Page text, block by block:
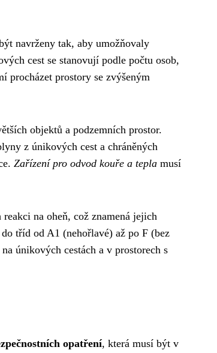
navrženy tak, aby umožňovaly
cest se stanovují podle počtu osob,
procházet prostory se zvýšeným
objektů a podzemních prostor.
z únikových cest a chráněných
Zařízení pro odvod kouře a tepla musí
na oheň, což znamená jejich
tříd od A1 (nehořlavé) až po F (bez
únikových cestách a v prostorech s
opatření, která musí být v